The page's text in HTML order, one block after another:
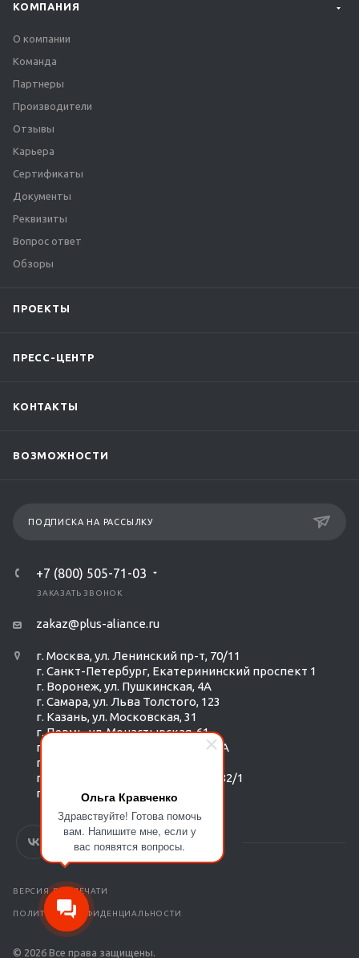
Ольга Кравченко
Здравствуйте! Готова помочь
вам. Напишите мне, если у
вас появятся вопросы.
КОМПАНИЯ
О компании
Команда
Партнеры
Производители
Отзывы
Карьера
Сертификаты
Документы
Реквизиты
Вопрос ответ
Обзоры
ПРОЕКТЫ
ПРЕСС-ЦЕНТР
КОНТАКТЫ
ВОЗМОЖНОСТИ
ПОДПИСКА НА РАССЫЛКУ
+7 (800) 505-71-03
ЗАКАЗАТЬ ЗВОНОК
zakaz@plus-aliance.ru
г. Москва, ул. Ленинский пр-т, 70/11
г. Санкт-Петербург, Екатерининский проспект 1
г. Воронеж, ул. Пушкинская, 4А
г. Самара, ул. Льва Толстого, 123
г. Казань, ул. Московская, 31
г. Пермь, ул. Монастырская, 61
г. Екатеринбург, ул. Радищева 6А
г. Тюмень, ул. Республики 252/6
г. Новосибирск, Красный пр-т, 182/1
г. Омск, ул. ​Гагарина, 14
ВЕРСИЯ ДЛЯ ПЕЧАТИ
ПОЛИТИКА КОНФИДЕНЦИАЛЬНОСТИ
© 2026 Все права защищены.